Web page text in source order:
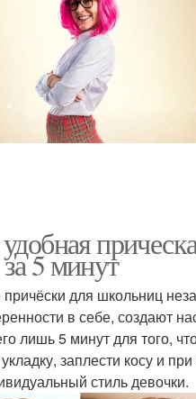
5 минут
причёски для школьниц
в себе, создают
лишь 5 минут для того,
заплести косу и
стиль девочки.